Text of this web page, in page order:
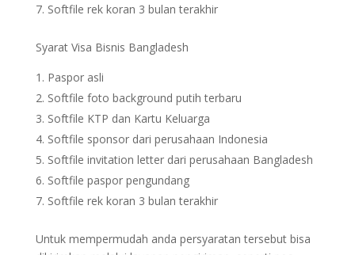
Softfile rek koran 3 bulan terakhir
Syarat Visa Bisnis Bangladesh
Paspor asli
Softfile foto background putih terbaru
Softfile KTP dan Kartu Keluarga
Softfile sponsor dari perusahaan Indonesia
Softfile invitation letter dari perusahaan Bangladesh
Softfile paspor pengundang
Softfile rek koran 3 bulan terakhir
Untuk mempermudah anda persyaratan tersebut bisa